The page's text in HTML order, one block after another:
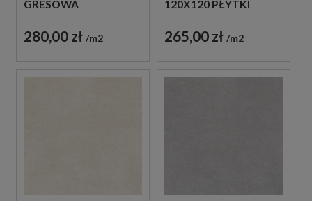
GRESOWA
280,00 zł m2
120X120 PŁYTKI
265,00 zł m2